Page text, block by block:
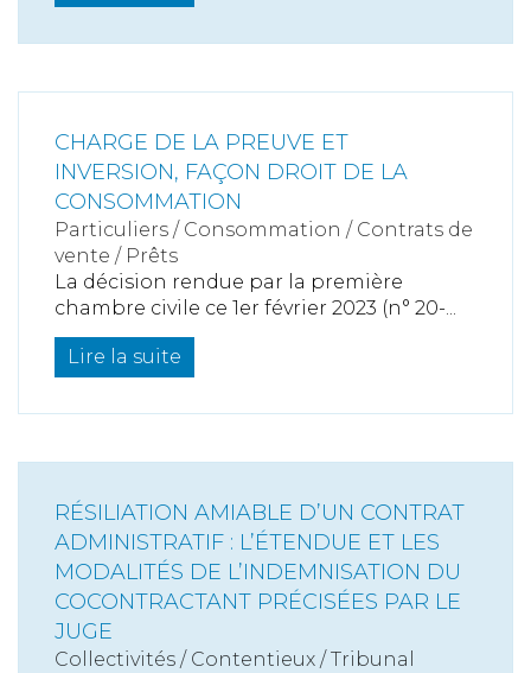
CHARGE DE LA PREUVE ET
INVERSION, FAÇON DROIT DE LA
CONSOMMATION
Particuliers / Consommation / Contrats de
vente / Prêts
La décision rendue par la première
chambre civile ce 1er février 2023 (n° 20-...
Lire la suite
RÉSILIATION AMIABLE D’UN CONTRAT
ADMINISTRATIF : L’ÉTENDUE ET LES
MODALITÉS DE L’INDEMNISATION DU
COCONTRACTANT PRÉCISÉES PAR LE
JUGE
Collectivités / Contentieux / Tribunal